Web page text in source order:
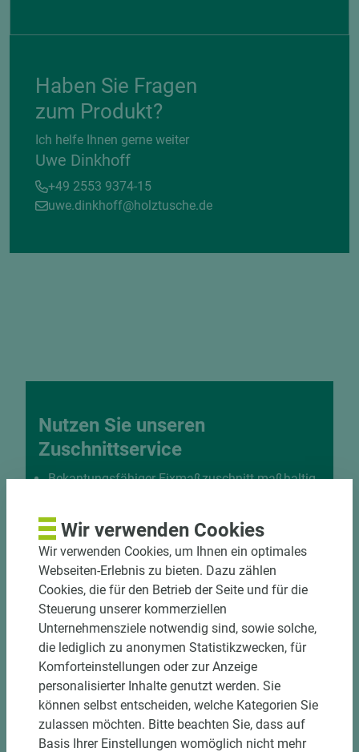
Haben Sie Fragen
zum Produkt?
Ich helfe Ihnen gerne weiter
Uwe Dinkhoff
+49 2553 9374-15
uwe.dinkhoff@holztusche.de
Nutzen Sie unseren
Zuschnittservice
Bekantungsfähiger Fixmaßzuschnitt maßhaltig
Hohe und präzise Leistung durch
halbautomatische Beschickung
Einzelteiletikettierung auf Wunsch möglich
Materialschonende und kundengerechte
Verpackung der Fixmaße
Jetzt Zuschnitt anfragen
Wir verwenden Cookies
Wir verwenden Cookies, um Ihnen ein optimales
Webseiten-Erlebnis zu bieten. Dazu zählen
Cookies, die für den Betrieb der Seite und für die
Steuerung unserer kommerziellen
Unternehmensziele notwendig sind, sowie solche,
die lediglich zu anonymen Statistikzwecken, für
Komforteinstellungen oder zur Anzeige
personalisierter Inhalte genutzt werden. Sie
können selbst entscheiden, welche Kategorien Sie
zulassen möchten. Bitte beachten Sie, dass auf
Basis Ihrer Einstellungen womöglich nicht mehr